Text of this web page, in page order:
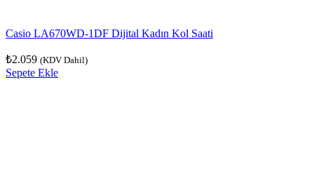
Casio LA670WD-1DF Dijital Kadın Kol Saati
₺2.059 (KDV Dahil)
Sepete Ekle